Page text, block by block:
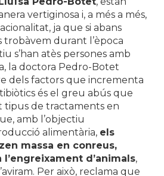
vertiginosa i, a més a més,
ja que si abans
trobàvem durant l’època
s’han atès persones amb
la doctora Pedro-Botet
dels factors que incrementa
és el greu abús que
tipus de tractaments en
amb l’objectiu
alimentària, els
massa en conreus,
d’animals,
Per això, reclama que